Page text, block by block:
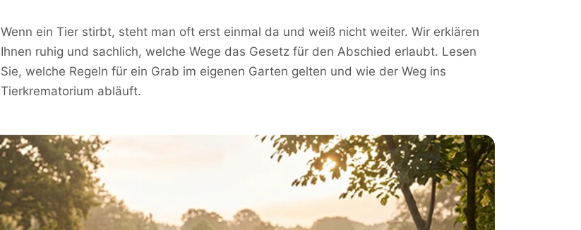
Wenn ein Tier stirbt, steht man oft erst einmal da und weiß nicht weiter. Wir erklären
Ihnen ruhig und sachlich, welche Wege das Gesetz für den Abschied erlaubt. Lesen
Sie, welche Regeln für ein Grab im eigenen Garten gelten und wie der Weg ins
Tierkrematorium abläuft.